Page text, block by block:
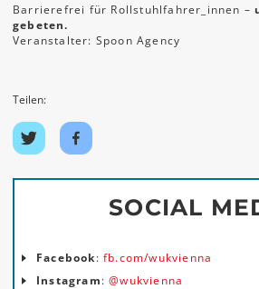
Barrierefrei für Rollstuhlfahrer_innen –
gebeten.
Veranstalter: Spoon Agency
Teilen:
Auf
Twitter
Auf
Facebook
SOCIAL
Facebook:fb.com/wukvienna
Instagram:@wukvienna